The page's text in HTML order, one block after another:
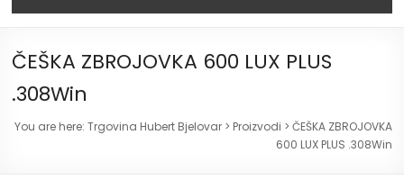
ČEŠKA ZBROJOVKA 600 LUX PLUS
.308Win
You are here: Trgovina Hubert Bjelovar> Proizvodi > ČEŠKA ZBROJOVKA
600 LUX PLUS .308Win